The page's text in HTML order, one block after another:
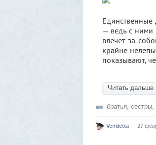
Единственные
— ведь с ними
влечёт за
крайне
показывают,
Читать
братья, сестры,
Vendetta 27